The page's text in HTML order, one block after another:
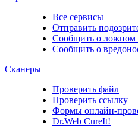
Все сервисы
Отправить
Сообщить о ложном
Сообщить о
Сканеры
Проверить файл
Проверить ссылку
Формы онлайн-
Dr.Web CureIt!